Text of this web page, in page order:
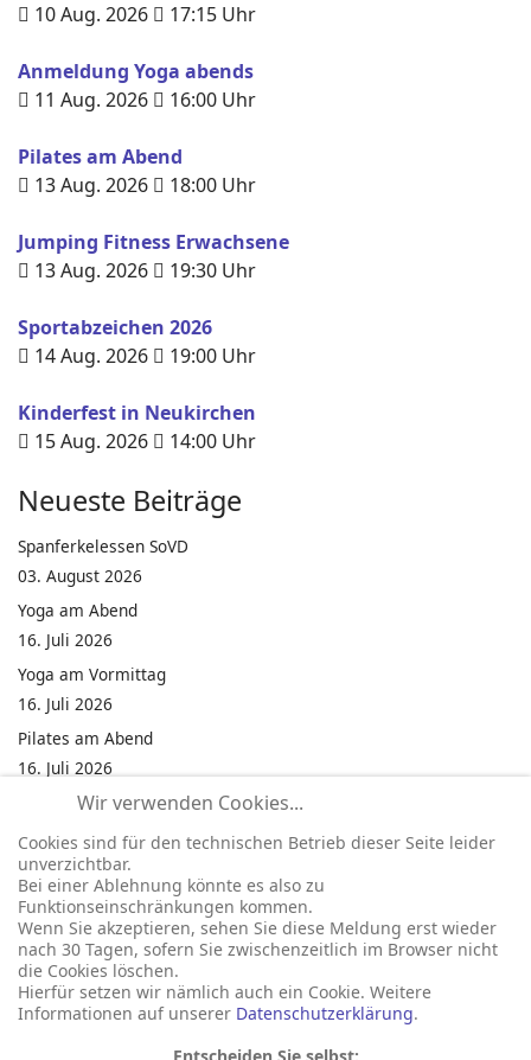
10 Aug. 2026
17:15 Uhr
Anmeldung Yoga abends
11 Aug. 2026
16:00 Uhr
Pilates am Abend
13 Aug. 2026
18:00 Uhr
Jumping Fitness Erwachsene
13 Aug. 2026
19:30 Uhr
Sportabzeichen 2026
14 Aug. 2026
19:00 Uhr
Kinderfest in Neukirchen
15 Aug. 2026
14:00 Uhr
Neueste Beiträge
Spanferkelessen SoVD
03. August 2026
Yoga am Abend
16. Juli 2026
Yoga am Vormittag
16. Juli 2026
Pilates am Abend
16. Juli 2026
Jumping Fitness Intervall
16. Juli 2026
Jumping Fitness Erwachsene
16. Juli 2026
Kinderfest in Neukirchen
16. Juli 2026
Wir verwenden Cookies...
Cookies sind für den technischen Betrieb dieser Seite leider
unverzichtbar.
Bei einer Ablehnung könnte es also zu
Funktionseinschränkungen kommen.
Wenn Sie akzeptieren, sehen Sie diese Meldung erst wieder
nach 30 Tagen, sofern Sie zwischenzeitlich im Browser nicht
die Cookies löschen.
Hierfür setzen wir nämlich auch ein Cookie. Weitere
Informationen auf unserer Datenschutzerklärung.